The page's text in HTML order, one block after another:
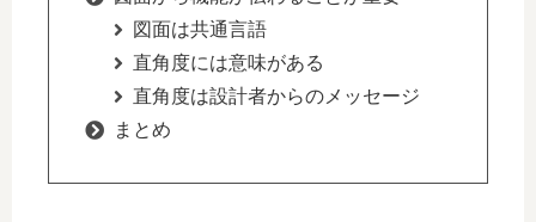
図面は共通言語
直角度には意味がある
直角度は設計者からのメッセージ
まとめ